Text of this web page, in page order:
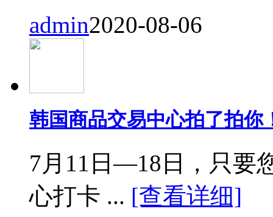
admin2020-08-06
韩国商品交易中心拍了拍你
7月11日—18日，只要
心打卡 ... [查看详细]